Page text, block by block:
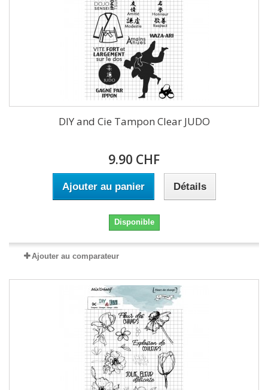
DIY and Cie Tampon Clear JUDO
9.90 CHF
Ajouter au panier Détails
Disponible
Ajouter au comparateur